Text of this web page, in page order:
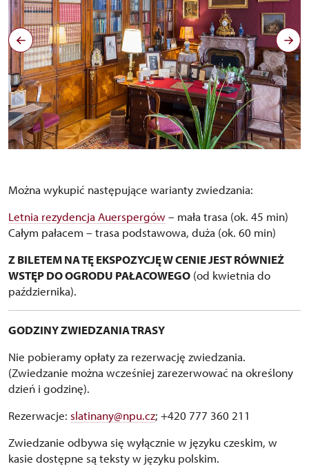
Można wykupić następujące warianty zwiedzania:
Letnia rezydencja Auerspergów – mała trasa (ok. 45 min)
Całym pałacem – trasa podstawowa, duża (ok. 60 min)
Z BILETEM NA TĘ EKSPOZYCJĘ W CENIE JEST RÓWNIEŻ
WSTĘP DO OGRODU PAŁACOWEGO (od kwietnia do
października).
GODZINY ZWIEDZANIA TRASY
Nie pobieramy opłaty za rezerwację zwiedzania.
(Zwiedzanie można wcześniej zarezerwować na określony
dzień i godzinę).
Rezerwacje: slatinany@npu.cz; +420 777 360 211
Zwiedzanie odbywa się wyłącznie w języku czeskim, w
kasie dostępne są teksty w języku polskim.